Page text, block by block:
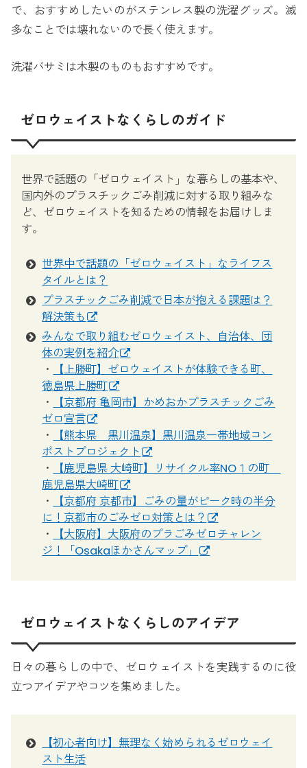
で、おすすめしたいのがステンレス製の洗濯グッズ。滅
多なことでは壊れないので長く使えます。
洗濯バサミは木製のものもおすすめです。
ゼロウェイストなくらしのガイド
世界で話題の「ゼロウェイスト」な暮らしの基本や、
国内外のプラスチックごみ削減に対する取り組みな
ど、ゼロウェイストを知るための情報をお届けしま
す。
世界中で話題の「ゼロウェイスト」なライフス
タイルとは？
プラスチックごみ削減で日本が抱える課題は？
解決策も
みんなで取り組むゼロウェイスト、自治体、団
体の実例を紹介
・
【上勝町】ゼロウェイストが体験できる町、
徳島県上勝町
・
【京都府 亀岡市】かめおかプラスチックごみ
ゼロ宣言
・
【熊本県 黒川温泉】黒川温泉一帯地域コン
ポストプロジェクト
・
【鹿児島県 大崎町】リサイクル率NO１の町
鹿児島県大崎町
・
【京都府 京都市】ごみの量がピーク時の半分
に！京都市のごみゼロ対策とは？
・
【大阪府】大阪府のプラごみゼロチャレン
ジ！「Osakaほかさんマップ」
ゼロウェイストなくらしのアイデア
日々の暮らしの中で、ゼロウェイストを実践するのに役
立つアイデアやコツを集めました。
【初心者向け】無理なく始められるゼロウェイ
スト生活